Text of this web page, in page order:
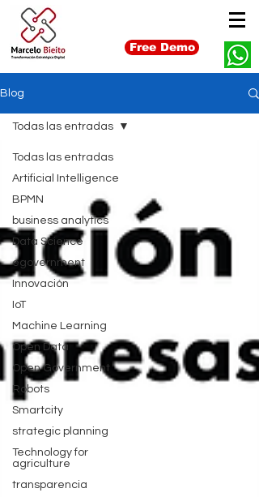
Free Demo
Blog
Todas las entradas
Artificial Intelligence
BPMN
business analytics
Data Science
egovernment
Innovación
IoT
Machine Learning
Open Data
Open Government
Robots
Smartcity
strategic planning
Technology for
agriculture
transparencia
Todas las entradas